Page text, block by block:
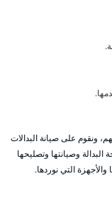
ونقوم على صيانة البدالات
وصيانتها وتصليحها
التي نوردها.